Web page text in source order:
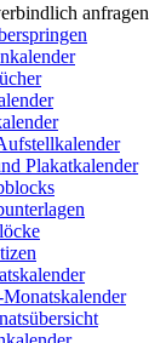
anfragen
Plakatkalender